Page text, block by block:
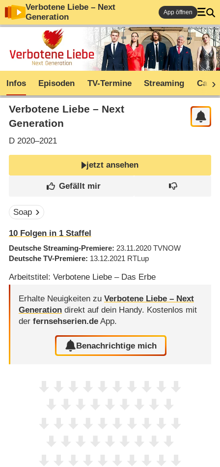
Verbotene Liebe – Next
Generation
App öffnen
Infos Episoden TV-Termine Streaming Cast
Verbotene Liebe – Next
Generation
D2020–2021
jetzt ansehen
Soap
10Folgen in 1Staffel
Deutsche Streaming-Premiere 23.11.2020 TVNOW
Deutsche TV-Premiere 13.12.2021 RTLup
Arbeitstitel: Verbotene Liebe – Das Erbe
Erhalte Neuigkeiten zu Verbotene Liebe – Next
Generationdirekt auf dein Handy. Kostenlos mit
der fernsehserien.deApp.
Benachrichtige mich